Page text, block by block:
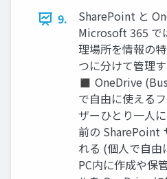
9.
SharePoint と
Microsoft 365 で
理場所を情報の
つに分けて管理
◼ OneDrive
で自由に使える
ザーひとり一人
前の SharePoint
れる (個人で自
PC内に作成や保